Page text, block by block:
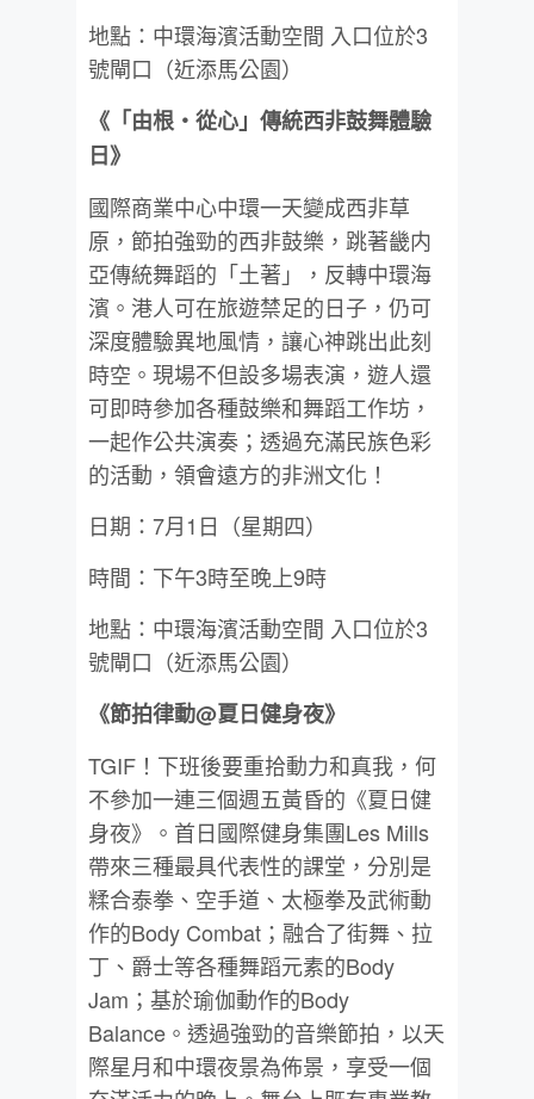
地點：中環海濱活動空間 入口位於3
號閘口（近添馬公園）
《「由根・從心」傳統西非鼓舞體驗
日》
國際商業中心中環一天變成西非草
原，節拍強勁的西非鼓樂，跳著畿内
亞傳統舞蹈的「土著」，反轉中環海
濱。港人可在旅遊禁足的日子，仍可
深度體驗異地風情，讓心神跳出此刻
時空。現場不但設多場表演，遊人還
可即時參加各種鼓樂和舞蹈工作坊，
一起作公共演奏；透過充滿民族色彩
的活動，領會遠方的非洲文化！
日期：7月1日（星期四）
時間：下午3時至晚上9時
地點：中環海濱活動空間 入口位於3
號閘口（近添馬公園）
《節拍律動@夏日健身夜》
TGIF！下班後要重拾動力和真我，何
不參加一連三個週五黃昏的《夏日健
身夜》。首日國際健身集團Les Mills
帶來三種最具代表性的課堂，分別是
糅合泰拳、空手道、太極拳及武術動
作的Body Combat；融合了街舞、拉
丁、爵士等各種舞蹈元素的Body
Jam；基於瑜伽動作的Body
Balance。透過強勁的音樂節拍，以天
際星月和中環夜景為佈景，享受一個